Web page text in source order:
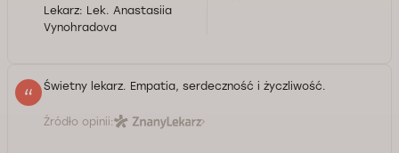
Lekarz: Lek. Anastasiia
Vynohradova
Świetny lekarz. Empatia, serdeczność i życzliwość.
Źródło opinii: